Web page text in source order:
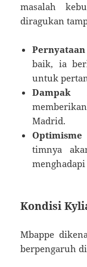
masalah
diragukan
baik, ia
untuk
Dampak
Madrid.
timnya
Kondisi
Mbappe
berpengaruh